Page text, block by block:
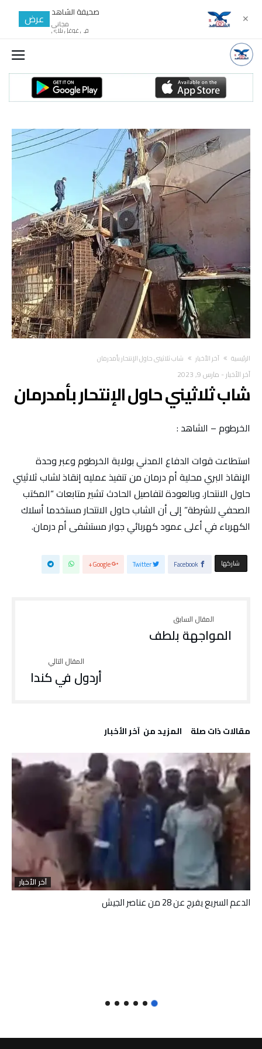
‫الرئيسية‬ آخر الأخبار شاب ثلاثيني حاول الإنتحار بأمدرمان
آخر الأخبار- مارس 9, 2023
شاب ثلاثيني حاول الإنتحار بأمدرمان
الخرطوم – الشاهد :
استطاعت قوات الدفاع المدني بولاية الخرطوم وعبر وحدة
الإنقاذ البري محلية أم درمان من تنفيذ عمليه إنقاذ لشاب ثلاثيني
حاول الانتحار. وبالعودة لتفاصيل الحادث تشير متابعات “المكتب
الصحفي للشرطة” إلى أن الشاب حاول الانتحار مستخدما أسلاك
الكهرباء في أعلى عمود كهربائي جوار مستشفى أم درمان.
‫‫ شاركها‬ Facebook
Twitter
Google+
المواجهة بلطف
أردول في كندا
‫مقالات ذات صلة‬ ‫المزيد من ‬ آخر الأخبار
آخر الأخبار
الدعم السريع يفرج عن 28 من عناصر الجيش
✕ صحيفة الشاهد
مجانى
في غوغل بلاي
عرض